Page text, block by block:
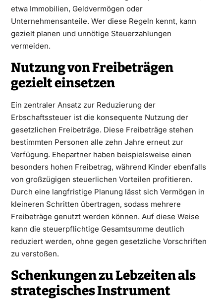
etwa Immobilien, Geldvermögen oder
Unternehmensanteile. Wer diese Regeln kennt, kann
gezielt planen und unnötige Steuerzahlungen
vermeiden.
Nutzung von Freibeträgen
gezielt einsetzen
Ein zentraler Ansatz zur Reduzierung der
Erbschaftssteuer ist die konsequente Nutzung der
gesetzlichen Freibeträge. Diese Freibeträge stehen
bestimmten Personen alle zehn Jahre erneut zur
Verfügung. Ehepartner haben beispielsweise einen
besonders hohen Freibetrag, während Kinder ebenfalls
von großzügigen steuerlichen Vorteilen profitieren.
Durch eine langfristige Planung lässt sich Vermögen in
kleineren Schritten übertragen, sodass mehrere
Freibeträge genutzt werden können. Auf diese Weise
kann die steuerpflichtige Gesamtsumme deutlich
reduziert werden, ohne gegen gesetzliche Vorschriften
zu verstoßen.
Schenkungen zu Lebzeiten als
strategisches Instrument